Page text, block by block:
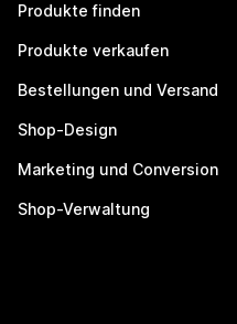
Produkte finden
Produkte verkaufen
Bestellungen und Versand
Shop-Design
Marketing und Conversion
Shop-Verwaltung